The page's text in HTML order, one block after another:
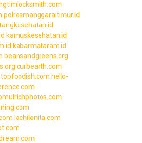
polresmanggaraitimur.id
kamuskesehatan.id
kabarmataram.id
beansandgreens.org
curbearth.com
topfoodish.com hello-
lachilenita.com